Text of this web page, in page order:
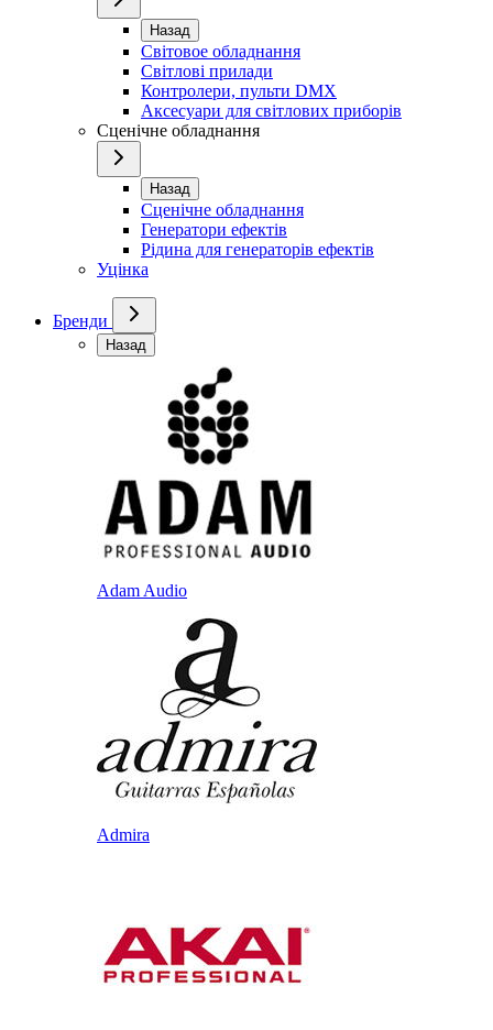
Назад
Світовое обладнання
Світлові прилади
Контролери, пульти DMX
Аксесуари для світлових приборів
Сценічне обладнання
Назад
Сценічне обладнання
Генератори ефектів
Рідина для генераторів ефектів
Уцінка
Бренди
Назад
Adam Audio
Admira